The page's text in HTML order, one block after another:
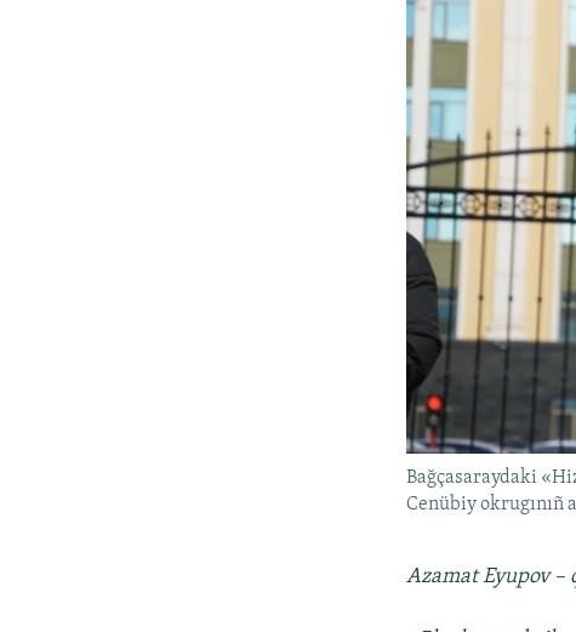
Bağçasaraydaki
Cenübiy okrugınıñ
Azamat Eyupov –